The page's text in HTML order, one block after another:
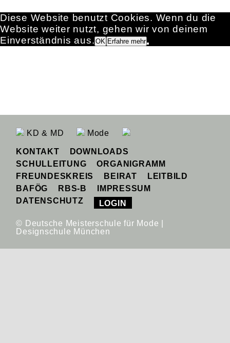
KD & MD Mode
KONTAKT
DOWNLOADS
SCHULLEITUNG
ORGANIGRAMM
FREUNDESKREIS
BEIRAT
LEITBILD
BAFÖG
RBS-B
IMPRESSUM
DATENSCHUTZ
LOGIN
© Deutsche Meisterschule für Mode |
Designschule München
Diese Website benutzt Cookies. Wenn du die
Website weiter nutzt, gehen wir von deinem
Einverständnis aus.OK Erfahre mehr